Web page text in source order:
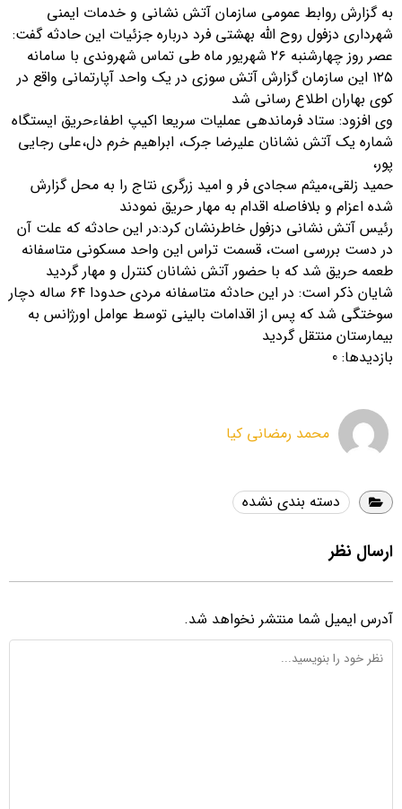
به گزارش روابط عمومی سازمان آتش نشانی و خدمات ایمنی
شهرداری دزفول روح الله بهشتی فرد درباره جزئیات این حادثه گفت:
عصر روز چهارشنبه ۲۶ شهریور ماه طی تماس شهروندی با سامانه
۱۲۵ این سازمان گزارش آتش سوزی در یک واحد آپارتمانی واقع در
کوی بهاران اطلاع رسانی شد
وی افزود: ستاد فرماندهی عملیات سریعا اکیپ اطفاءحریق ایستگاه
شماره یک آتش نشانان علیرضا جرک، ابراهیم خرم دل،علی رجایی
پور،
حمید زلقی،میثم سجادی فر و امید زرگری نتاج را به محل گزارش
شده اعزام و بلافاصله اقدام به مهار حریق نمودند
رئیس آتش نشانی دزفول خاطرنشان کرد:در این حادثه که علت آن
در دست بررسی است، قسمت تراس این واحد مسکونی متاسفانه
طعمه حریق شد که با حضور آتش نشانان کنترل و مهار گردید
شایان ذکر است: در این حادثه متاسفانه مردی حدودا ۶۴ ساله دچار
سوختگی شد که پس از اقدامات بالینی توسط عوامل اورژانس به
بیمارستان منتقل گردید
بازدیدها: 0
محمد رمضانی کیا
دسته بندی نشده
ارسال نظر
آدرس ایمیل شما منتشر نخواهد شد.